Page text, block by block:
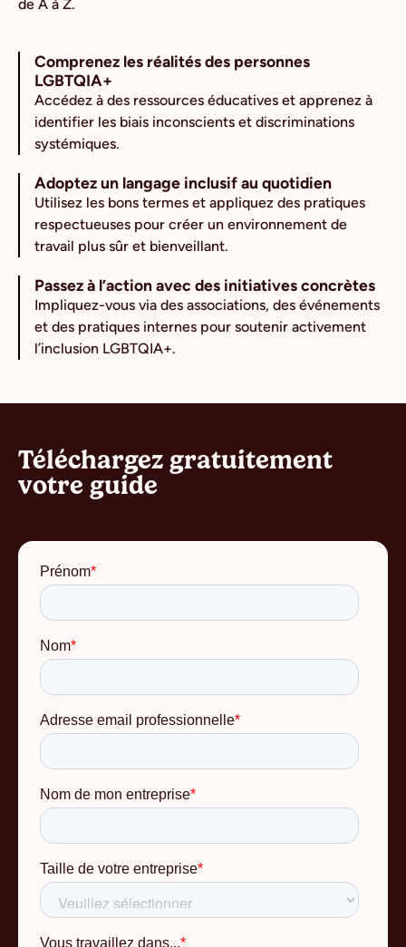
de A à Z.
Comprenez les réalités des personnes
LGBTQIA+
Accédez à des ressources éducatives et apprenez à
identifier les biais inconscients et discriminations
systémiques.
Adoptez un langage inclusif au quotidien
Utilisez les bons termes et appliquez des pratiques
respectueuses pour créer un environnement de
travail plus sûr et bienveillant.
Passez à l’action avec des initiatives concrètes
Impliquez-vous via des associations, des événements
et des pratiques internes pour soutenir activement
l’inclusion LGBTQIA+.
Téléchargez gratuitement
votre guide